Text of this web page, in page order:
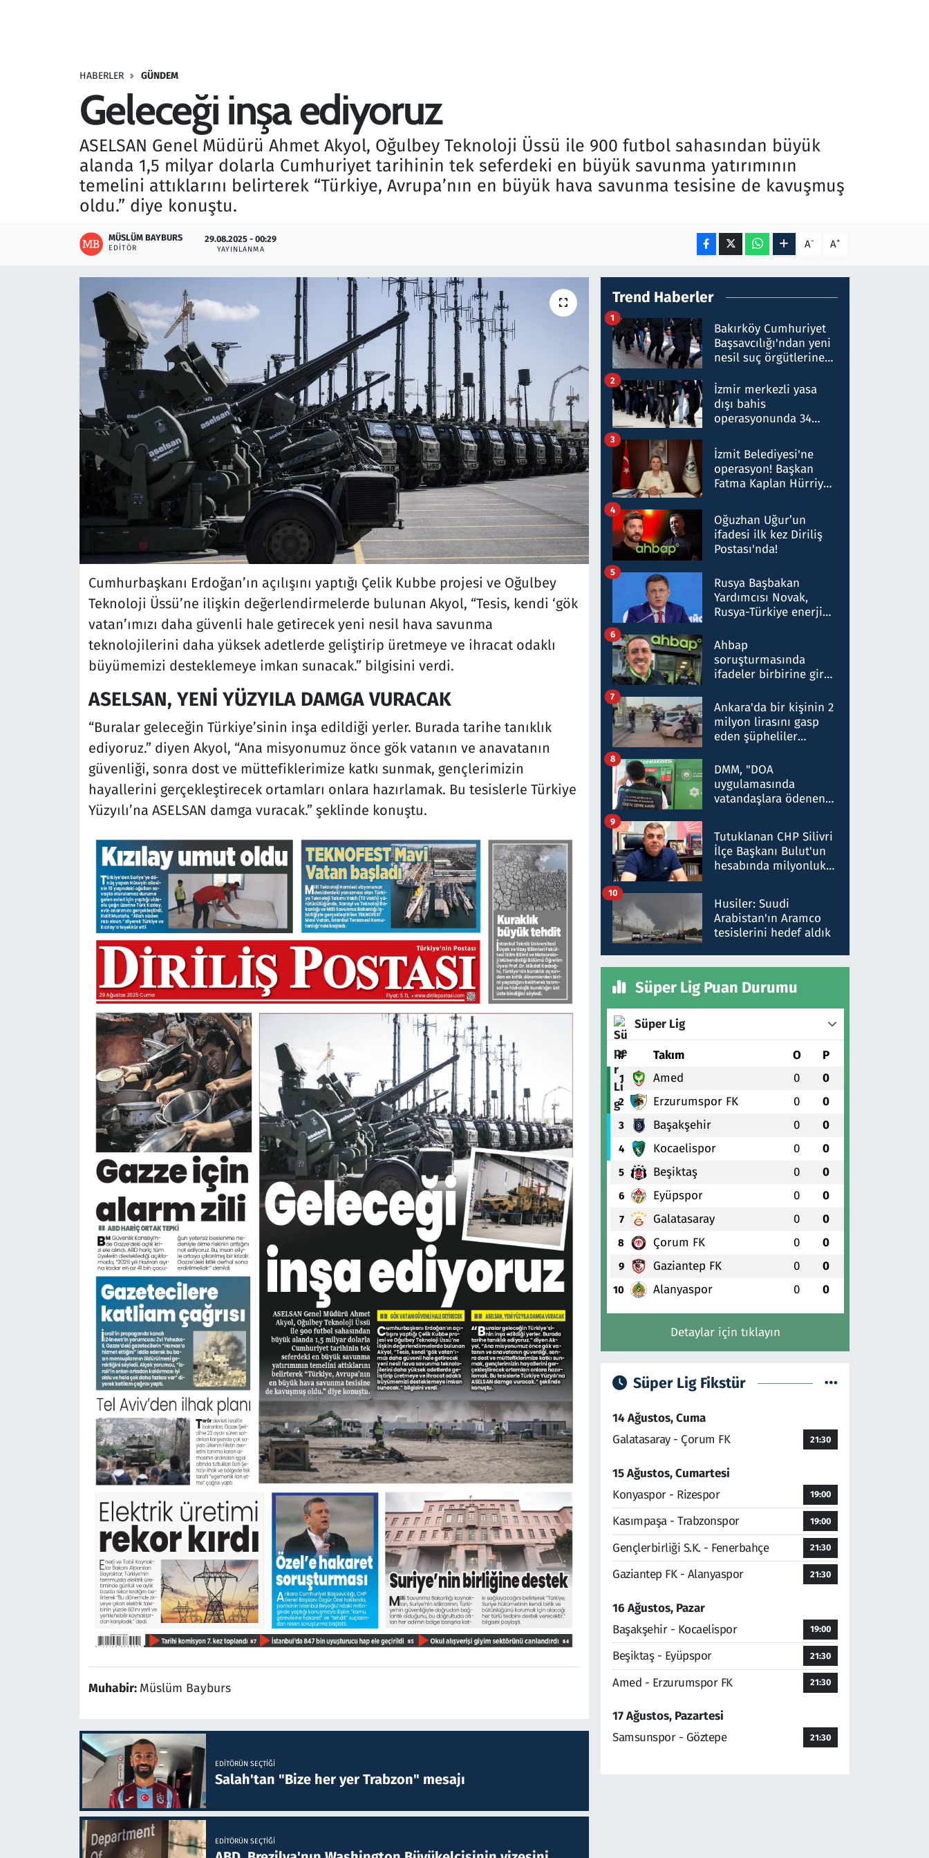
HABERLER GÜNDEM
Geleceği inşa ediyoruz
ASELSAN Genel Müdürü Ahmet Akyol, Oğulbey Teknoloji Üssü ile 900 futbol sahasından büyük
alanda 1,5 milyar dolarla Cumhuriyet tarihinin tek seferdeki en büyük savunma yatırımının
temelini attıklarını belirterek “Türkiye, Avrupa’nın en büyük hava savunma tesisine de kavuşmuş
oldu.” diye konuştu.
MÜSLÜM BAYBURS
EDITÖR
29.08.2025 - 00:29
YAYINLANMA A- A+
Cumhurbaşkanı Erdoğan’ın açılışını yaptığı Çelik Kubbe projesi ve Oğulbey
Teknoloji Üssü’ne ilişkin değerlendirmelerde bulunan Akyol, “Tesis, kendi ‘gök
vatan’ımızı daha güvenli hale getirecek yeni nesil hava savunma
teknolojilerini daha yüksek adetlerde geliştirip üretmeye ve ihracat odaklı
büyümemizi desteklemeye imkan sunacak.” bilgisini verdi.
ASELSAN, YENİ YÜZYILA DAMGA VURACAK
“Buralar geleceğin Türkiye’sinin inşa edildiği yerler. Burada tarihe tanıklık
ediyoruz.” diyen Akyol, “Ana misyonumuz önce gök vatanın ve anavatanın
güvenliği, sonra dost ve müttefiklerimize katkı sunmak, gençlerimizin
hayallerini gerçekleştirecek ortamları onlara hazırlamak. Bu tesislerle Türkiye
Yüzyılı’na ASELSAN damga vuracak.” şeklinde konuştu.
Muhabir: Müslüm Bayburs
EDITÖRÜN SEÇTIĞI
Salah'tan "Bize her yer Trabzon" mesajı
EDITÖRÜN SEÇTIĞI
Trend Haberler
Bakırköy Cumhuriyet
Başsavcılığı'ndan yeni
nesil suç örgütlerine
hakkında gözaltı kararı
1
İzmir merkezli yasa
dışı bahis
operasyonunda 34
Milyar liralık para
trafiği tespit edildi
2
İzmit Belediyesi'ne
operasyon! Başkan
Fatma Kaplan Hürriyet
3
Oğuzhan Uğur’un
ifadesi ilk kez Diriliş
Postası'nda!
4
Rusya Başbakan
Yardımcısı Novak,
Rusya-Türkiye enerji
nitelikte olduğunu
belirtti
5
Ahbap
soruşturmasında
ifadeler birbirine girdi:
ifadelerinden ortaya
çıkan tablo şok etti
6
Ankara'da bir kişinin 2
milyon lirasını gasp
eden şüpheliler
7
DMM, "DOA
uygulamasında
vatandaşlara ödenen
düşürüldüğü" iddiasını
yalanladı
8
Tutuklanan CHP Silivri
İlçe Başkanı Bulut'un
hesabında milyonluk
talimat verdi, ben
gönderdim
9
Husiler: Suudi
Arabistan'ın Aramco
tesislerini hedef aldık
10
Süper Lig Puan Durumu
Süper Lig
# Takım O P
1 Amed 0 0
2 Erzurumspor FK 0 0
3 Başakşehir 0 0
4 Kocaelispor 0 0
5 Beşiktaş 0 0
6 Eyüpspor 0 0
7 Galatasaray 0 0
8 Çorum FK 0 0
9 Gaziantep FK 0 0
10 Alanyaspor 0 0
Detaylar için tıklayın
Süper Lig Fikstür
14 Ağustos, Cuma
Galatasaray - Çorum FK
21:30
15 Ağustos, Cumartesi
Konyaspor - Rizespor
19:00
Kasımpaşa - Trabzonspor 19:00
Gençlerbirliği S.K. - Fenerbahçe 21:30
Gaziantep FK - Alanyaspor 21:30
16 Ağustos, Pazar
Başakşehir - Kocaelispor
19:00
Beşiktaş - Eyüpspor 21:30
Amed - Erzurumspor FK 21:30
17 Ağustos, Pazartesi
Samsunspor - Göztepe
21:30
Savunma Sanayi
Seçim 2023
Teknoloji ve Bilim
Televizyon